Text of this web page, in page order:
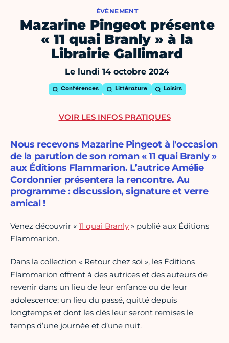
ÉVÈNEMENT
Mazarine Pingeot présente
« 11 quai Branly » à la
Librairie Gallimard
Le lundi 14 octobre 2024
Conférences Littérature Loisirs
Nous recevons Mazarine Pingeot à l'occasion
de la parution de son roman « 11 quai Branly »
aux Éditions Flammarion. L’autrice Amélie
Cordonnier présentera la rencontre. Au
programme : discussion, signature et verre
amical !
Venez découvrir « 11 quai Branly » publié aux Éditions
Flammarion.
Dans la collection « Retour chez soi », les Éditions
Flammarion offrent à des autrices et des auteurs de
revenir dans un lieu de leur enfance ou de leur
adolescence; un lieu du passé, quitté depuis
longtemps et dont les clés leur seront remises le
temps d’une journée et d’une nuit.
VOIR LES INFOS PRATIQUES